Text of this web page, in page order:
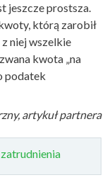
jeszcze prostsza.
którą zarobił
niej wszelkie
kwota „na
podatek
artykuł partnera